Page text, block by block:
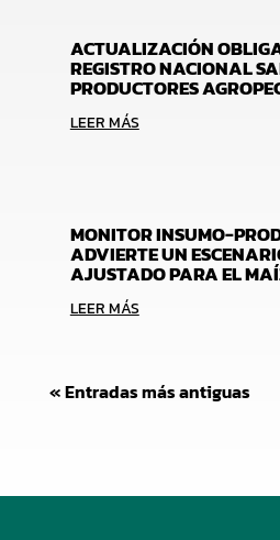
ACTUALIZACIÓN
REGISTRO NACIONAL
PRODUCTORES
LEER MÁS
MONITOR INSUMO-
ADVIERTE UN
AJUSTADO PARA EL
LEER MÁS
« Entradas más antiguas